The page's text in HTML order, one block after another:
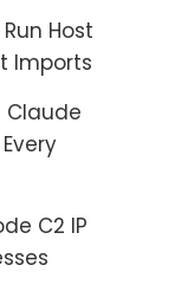
Host
Imports
Claude
C2 IP